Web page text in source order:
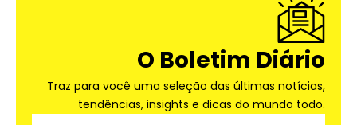
O Boletim Diário
Traz para você uma seleção das últimas notícias,
tendências, insights e dicas do mundo todo.